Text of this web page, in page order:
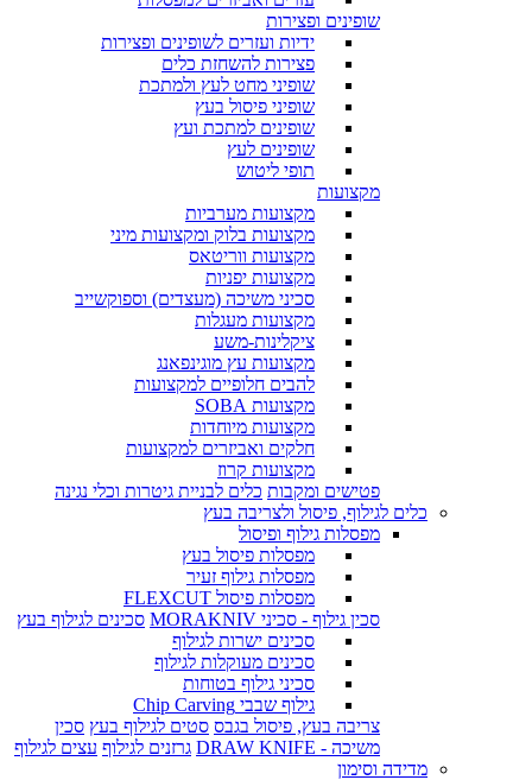
שופינים ופצירות
ידיות ועזרים לשופינים ופצירות
פצירות להשחזת כלים
שופיני מחט לעץ ולמתכת
שופיני פיסול בעץ
שופינים למתכת ועץ
שופינים לעץ
תופי ליטוש
מקצועות
מקצועות מערביות
מקצועות בלוק ומקצועות מיני
מקצועות ווריטאס
מקצועות יפניות
סכיני משיכה (מעצדים) וספוקשייב
מקצועות מעגלות
ציקלינות-משע
מקצועות עץ מוגינפאנג
להבים חלופיים למקצועות
מקצועות SOBA
מקצועות מיוחדות
חלקים ואביזרים למקצועות
מקצועות קרוז
פטישים ומקבות כלים לבניית גיטרות וכלי נגינה
כלים לגילוף, פיסול ולצריבה בעץ
מפסלות גילוף ופיסול
מפסלות פיסול בעץ
מפסלות גילוף זעיר
מפסלות פיסול FLEXCUT
סכין גילוף - סכיני MORAKNIV
סכינים לגילוף בעץ
סכינים ישרות לגילוף
סכינים מעוקלות לגילוף
סכיני גילוף בטוחות
גילוף שבבי Chip Carving
צריבה בעץ, פיסול בגבס סטים לגילוף בעץ סכין
משיכה - DRAW KNIFE
גרזנים לגילוף עצים לגילוף
מדידה וסימון